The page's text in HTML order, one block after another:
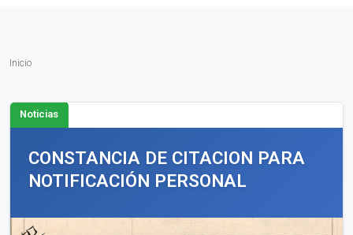
Inicio
Noticias
CONSTANCIA DE CITACION PARA
NOTIFICACIÓN PERSONAL